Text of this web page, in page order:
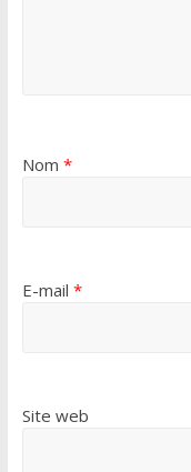
Nom *
E-mail *
Site web